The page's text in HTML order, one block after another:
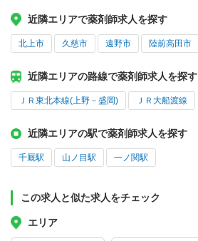
近隣エリアで薬剤師求人を探す
北上市 久慈市 遠野市 陸前高田市
近隣エリアの路線で薬剤師求人を探す
ＪＲ東北本線(上野－盛岡) ＪＲ大船渡線
近隣エリアの駅で薬剤師求人を探す
千厩駅 山ノ目駅 一ノ関駅
この求人と似た求人をチェック
エリア